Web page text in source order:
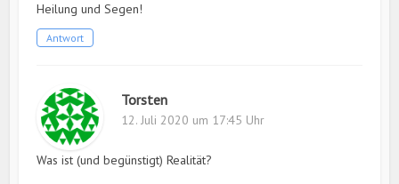
Heilung und Segen!
Antwort
Torsten
12. Juli 2020 um 17:45 Uhr
Was ist (und begünstigt) Realität?